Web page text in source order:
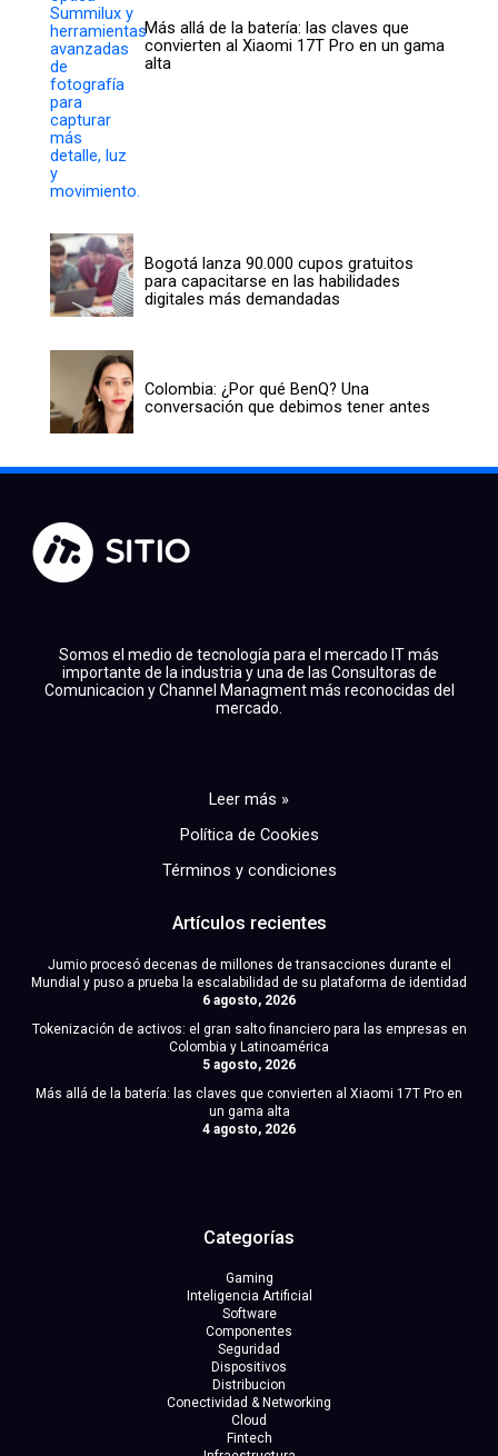
Más allá de la batería: las claves que
convierten al Xiaomi 17T Pro en un gama
alta
Bogotá lanza 90.000 cupos gratuitos
para capacitarse en las habilidades
digitales más demandadas
Colombia: ¿Por qué BenQ? Una
conversación que debimos tener antes
Somos el medio de tecnología para el mercado IT más
importante de la industria y una de las Consultoras de
Comunicacion y Channel Managment más reconocidas del
mercado.
Leer más »
Política de Cookies
Términos y condiciones
Artículos recientes
Jumio procesó decenas de millones de transacciones durante el
Mundial y puso a prueba la escalabilidad de su plataforma de identidad
6 agosto, 2026
Tokenización de activos: el gran salto financiero para las empresas en
Colombia y Latinoamérica
5 agosto, 2026
Más allá de la batería: las claves que convierten al Xiaomi 17T Pro en
un gama alta
4 agosto, 2026
Categorías
Gaming
Inteligencia Artificial
Software
Componentes
Seguridad
Dispositivos
Distribucion
Conectividad & Networking
Cloud
Fintech